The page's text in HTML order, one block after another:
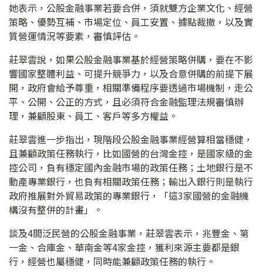
她表示，公股金融事業若要合併，須就雙方企業文化、經營
策略、優勢互補、市場定位、員工安置、據點裁撤，以及實
質營運情況等要素，審慎評估。
莊翠雲說，如果公股金融事業基於經營策略併購，要在不影
響國家整體利益、可提升競爭力，以及合意併購的前提下展
開，政府會給予尊重，相關準備程序要透過市場機制，走公
平、公開、公正的方式，且必須符合金融監理法規審慎辦
理，兼顧股東、員工、客戶等多方權益。
莊翠雲進一步指出，現階段公股金融事業經營算相當穩健，
且兼顧政策任務執行，比如國營的台灣金控，是國家級的金
控公司，負有穩定國內金融市場的政策任務；土地銀行是不
動產專業銀行，也負有相關政策任務；輸出入銀行則是執行
政府推展對外貿易政策的專業銀行，「這3家國營的金融機
構沒有整併的計畫」。
談及4間泛民營的公股金融事業，莊翠雲表示，兆豐金、第
一金、合庫金、華南金等4家金控，獲利來源主要都是銀
行，經營也屬穩健，同時能兼顧政策任務的執行。